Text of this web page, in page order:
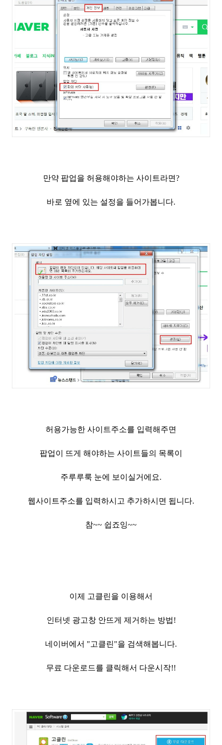
만약 팝업을 허용해야하는 사이트라면?
바로 옆에 있는 설정을 들어가봅니다.
허용가능한 사이트주소를 입력해주면
팝업이 뜨게 해야하는 사이트들의 목록이
주루루룩 눈에 보이실거에요.
웹사이트주소를 입력하시고 추가하시면 됩니다.
참~~ 쉽죠잉~~
이제 고클린을 이용해서
인터넷 광고창 안뜨게 제거하는 방법!
네이버에서 "고클린"을 검색해봅니다.
무료 다운로드를 클릭해서 다운시작!!